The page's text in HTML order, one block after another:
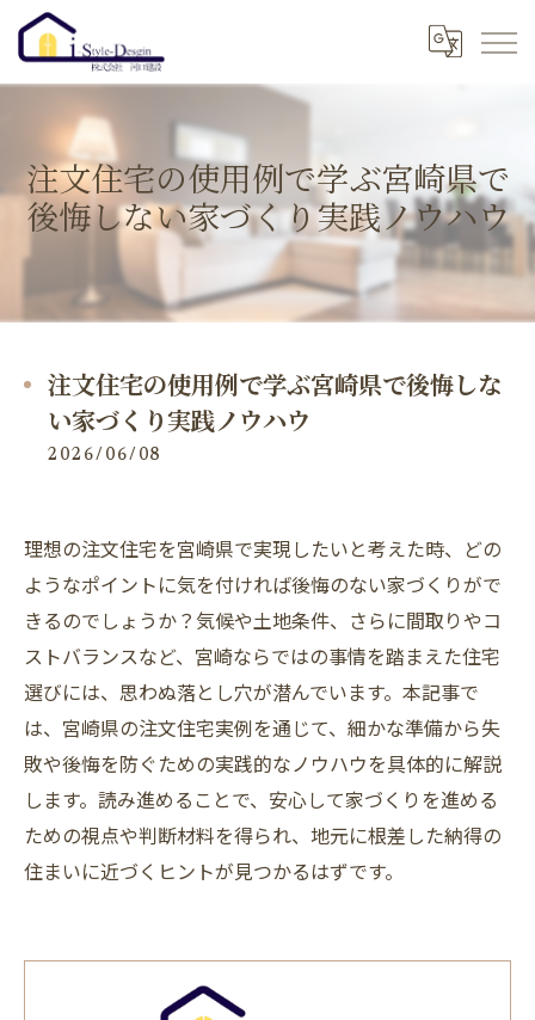
注文住宅の使用例で学ぶ宮崎県で
後悔しない家づくり実践ノウハウ
注文住宅の使用例で学ぶ宮崎県で後悔しな
い家づくり実践ノウハウ
2026/06/08
理想の注文住宅を宮崎県で実現したいと考えた時、どの
ようなポイントに気を付ければ後悔のない家づくりがで
きるのでしょうか？気候や土地条件、さらに間取りやコ
ストバランスなど、宮崎ならではの事情を踏まえた住宅
選びには、思わぬ落とし穴が潜んでいます。本記事で
は、宮崎県の注文住宅実例を通じて、細かな準備から失
敗や後悔を防ぐための実践的なノウハウを具体的に解説
します。読み進めることで、安心して家づくりを進める
ための視点や判断材料を得られ、地元に根差した納得の
住まいに近づくヒントが見つかるはずです。